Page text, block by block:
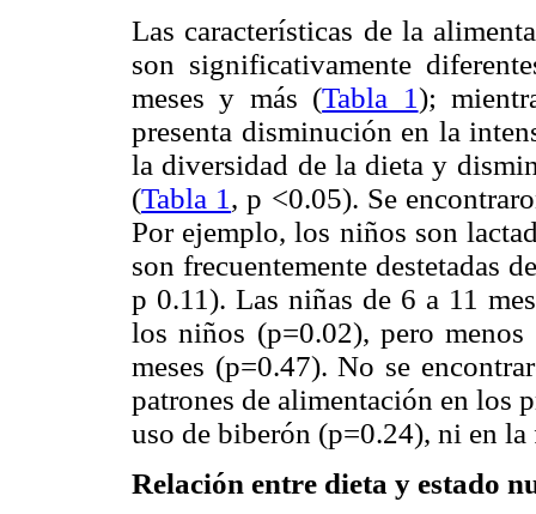
Las características de la
son significativamente
meses y más (Tabla 1);
presenta disminución en la
la diversidad de la dieta y
(Tabla 1, p <0.05). Se
Por ejemplo, los niños son
son frecuentemente destetadas
p 0.11). Las niñas de 6 a 11
los niños (p=0.02), pero
meses (p=0.47). No se
patrones de alimentación en los
uso de biberón (p=0.24), ni en
Relación entre dieta y estado